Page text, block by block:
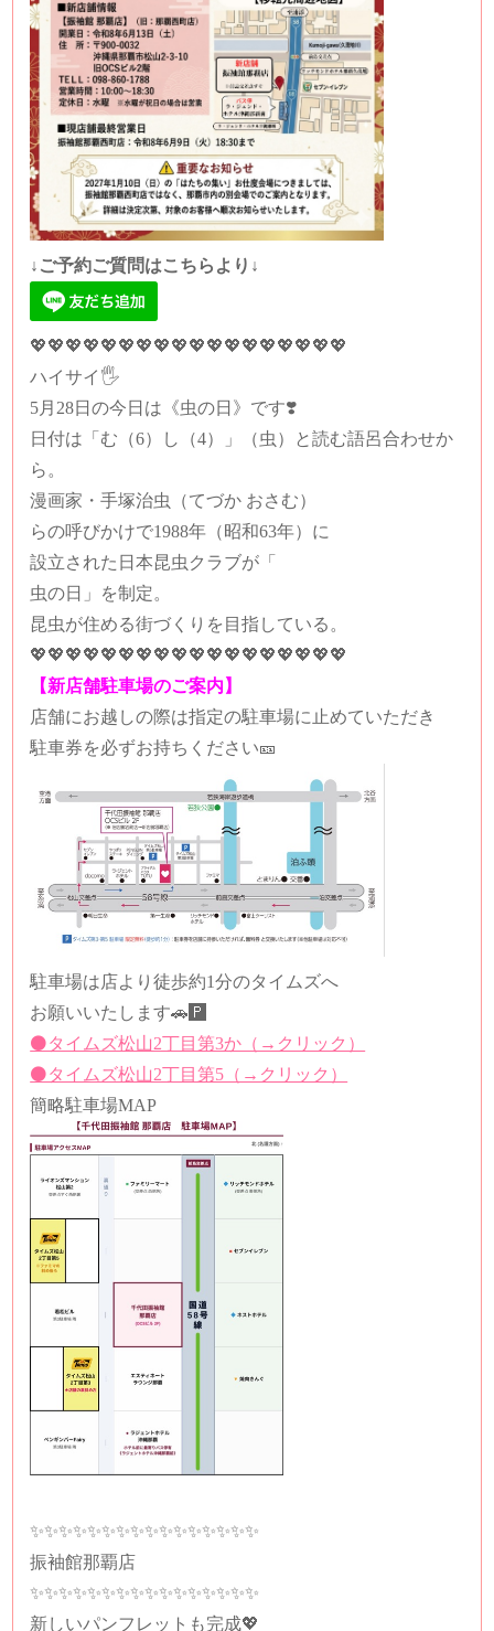
↓ご予約ご質問はこちらより↓
💖💖💖💖💖💖💖💖💖💖💖💖💖💖💖💖💖💖
ハイサイ🖐️
5月28日の今日は《虫の日》です❣️
日付は「む（6）し（4）」（虫）と読む語呂合わせか
ら。
漫画家・手塚治虫（てづか おさむ）
らの呼びかけで1988年（昭和63年）に
設立された日本昆虫クラブが「
虫の日」を制定。
昆虫が住める街づくりを目指している。
💖💖💖💖💖💖💖💖💖💖💖💖💖💖💖💖💖💖
【新店舗駐車場のご案内】
店舗にお越しの際は指定の駐車場に止めていただき
駐車券を必ずお持ちください🎫
駐車場は店より徒歩約1分のタイムズへ
お願いいたします🚗🅿️
⚫️タイムズ松山2丁目第3か（→クリック）
⚫️タイムズ松山2丁目第5（→クリック）
簡略駐車場MAP
✨✨✨✨✨✨✨✨✨✨✨✨✨✨✨✨
振袖館那覇店
✨✨✨✨✨✨✨✨✨✨✨✨✨✨✨✨
新しいパンフレットも完成💖